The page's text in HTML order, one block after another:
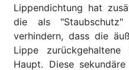
Lippendichtung hat
die als
verhindern, dass die
Lippe
Haupt. Diese